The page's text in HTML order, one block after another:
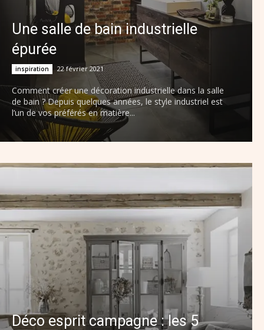
Une salle de bain industrielle
épurée
inspiration 22 février 2021
Comment créer une décoration industrielle dans la salle
de bain ? Depuis quelques années, le style industriel est
l’un de vos préférés en matière...
Déco esprit campagne : les 5